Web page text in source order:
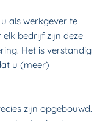
als werkgever te
bedrijf zijn deze
Het is verstandig
u (meer)
zijn opgebouwd.